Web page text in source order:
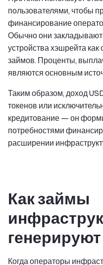
пользователями, чтобы
финансирование
Обычно они
устройства хэшрейта
займов. Проценты,
являются основным
Таким образом, доход
токенов или
кредитование — он
потребностями
расширении
Как займы
Когда операторы